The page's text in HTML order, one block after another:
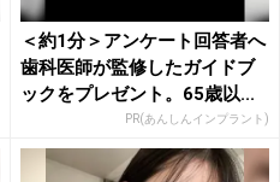
＜約1分＞アンケート回答者へ
歯科医師が監修したガイドブ
ックをプレゼント。65歳以...
PR(あんしんインプラント)